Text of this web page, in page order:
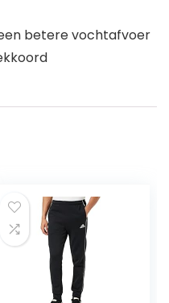
betere vochtafvoer